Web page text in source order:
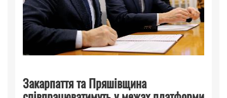
Закарпаття та Пряшівщина